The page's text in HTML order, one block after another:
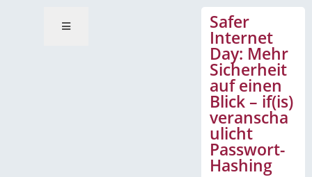
Safer
Internet
Day: Mehr
Sicherheit
auf einen
Blick – if(is)
veranscha
ulicht
Passwort-
Hashing